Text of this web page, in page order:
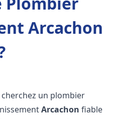
Arcachon
cherchez un plombier
Arcachon fiable